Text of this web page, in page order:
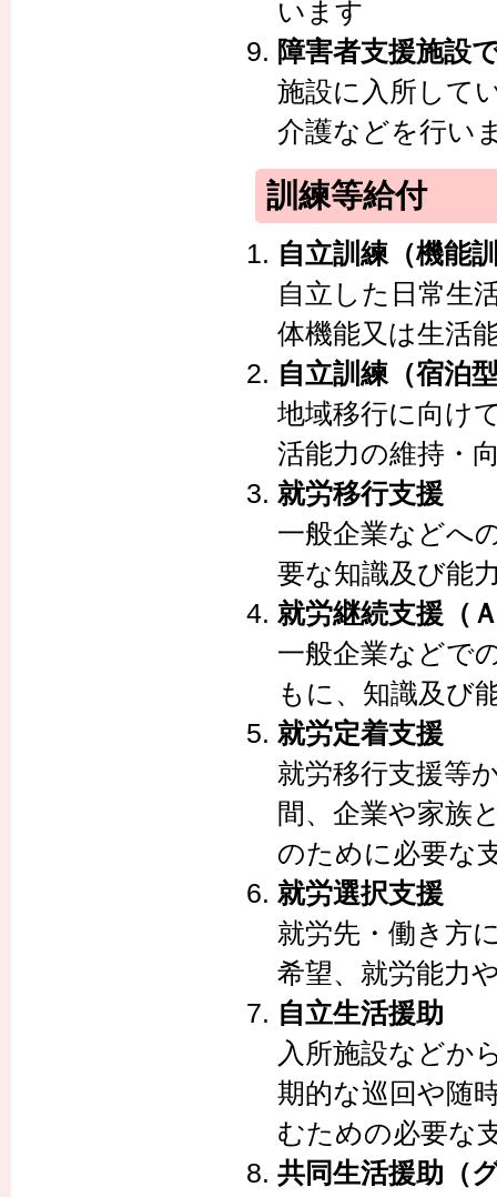
います
障害者支援施設
施設に入所して
介護などを行い
訓練等給付
自立訓練（機能
自立した日常生
体機能又は生活
自立訓練（宿泊
地域移行に向け
活能力の維持・
就労移行支援
一般企業などへ
要な知識及び能
就労継続支援（
一般企業などで
もに、知識及び
就労定着支援
就労移行支援等
間、企業や家族
のために必要な
就労選択支援
就労先・働き方
希望、就労能力
自立生活援助
入所施設などか
期的な巡回や随
むための必要な
共同生活援助（